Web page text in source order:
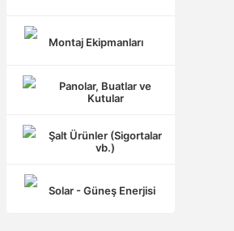
Montaj Ekipmanları
Panolar, Buatlar ve
Kutular
Şalt Ürünler (Sigortalar
vb.)
Solar - Güneş Enerjisi